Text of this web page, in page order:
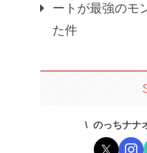
ートが最強のモ
た件
のっちナナ